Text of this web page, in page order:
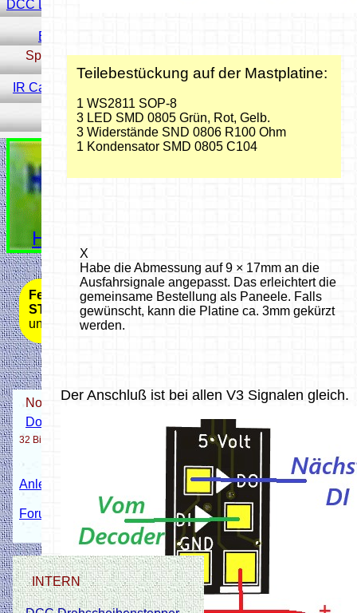
DCC LED Decoder ESP32
ESP32 Tabelle
Spur N Signale
IR Car DCC-Handsender
Hobbyprog Start
Fenstergröße ändernTasten
STRG
halten
und
oder+drücken
Notlösung!
Download Blinken 32 Bit
32 Bit Version ist nicht immer aktuell!
Anleitung Decoder Flashen
Forum Thema NANO flashen.
Teilebestückung auf der Mastplatine:
1 WS2811 SOP-8
3 LED SMD 0805 Grün, Rot, Gelb.
3 Widerstände SND 0806 R100 Ohm
1 Kondensator SMD 0805 C104
Der Anschluß ist bei allen V3 Signalen gleich.
X
Habe die Abmessung auf 9 × 17mm an die
Ausfahrsignale angepasst. Das erleichtert die
gemeinsame Bestellung als Paneele. Falls
gewünscht, kann die Platine ca. 3mm gekürzt
werden.
INTERN